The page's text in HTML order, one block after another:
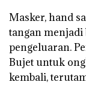
Masker, hand
tangan menjadi
pengeluaran.
Bujet untuk
kembali,